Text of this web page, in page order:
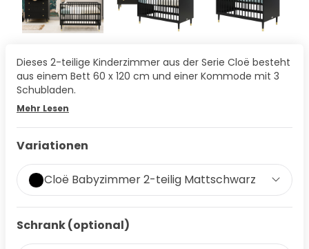
Dieses 2-teilige Kinderzimmer aus der Serie Cloë besteht
aus einem Bett 60 x 120 cm und einer Kommode mit 3
Schubladen.
Mehr Lesen
Variationen
Cloë Babyzimmer 2-teilig Mattschwarz
Schrank (optional)